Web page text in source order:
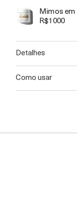
Mimos em
R$1000
detalhes
como usar